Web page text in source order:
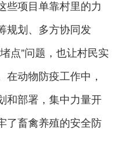
些项目单靠村里的力
规划、多方协同发
点”问题，也让村民实
在动物防疫工作中，
和部署，集中力量开
了畜禽养殖的安全防